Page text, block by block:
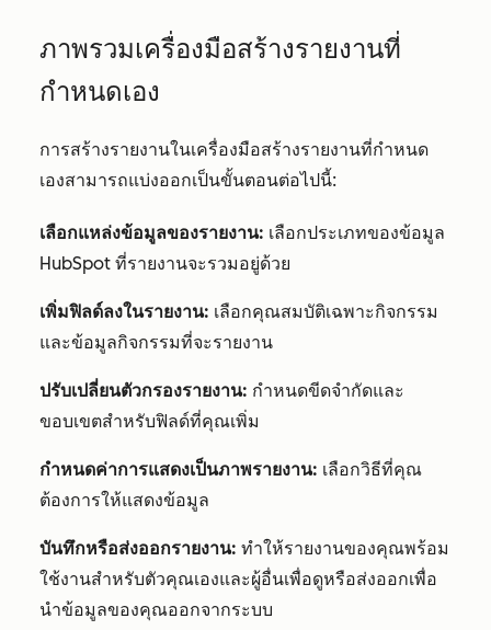
ภาพรวมเครื่องมือสร้างรายงานที่
กำหนดเอง
การสร้างรายงานในเครื่องมือสร้างรายงานที่กำหนด
เองสามารถแบ่งออกเป็นขั้นตอนต่อไปนี้:
เลือกแหล่งข้อมูลของรายงาน: เลือกประเภทของข้อมูล
HubSpot ที่รายงานจะรวมอยู่ด้วย
เพิ่มฟิลด์ลงในรายงาน: เลือกคุณสมบัติเฉพาะกิจกรรม
และข้อมูลกิจกรรมที่จะรายงาน
ปรับเปลี่ยนตัวกรองรายงาน: กำหนดขีดจำกัดและ
ขอบเขตสำหรับฟิลด์ที่คุณเพิ่ม
กำหนดค่าการแสดงเป็นภาพรายงาน: เลือกวิธีที่คุณ
ต้องการให้แสดงข้อมูล
บันทึกหรือส่งออกรายงาน: ทำให้รายงานของคุณพร้อม
ใช้งานสำหรับตัวคุณเองและผู้อื่นเพื่อดูหรือส่งออกเพื่อ
นำข้อมูลของคุณออกจากระบบ